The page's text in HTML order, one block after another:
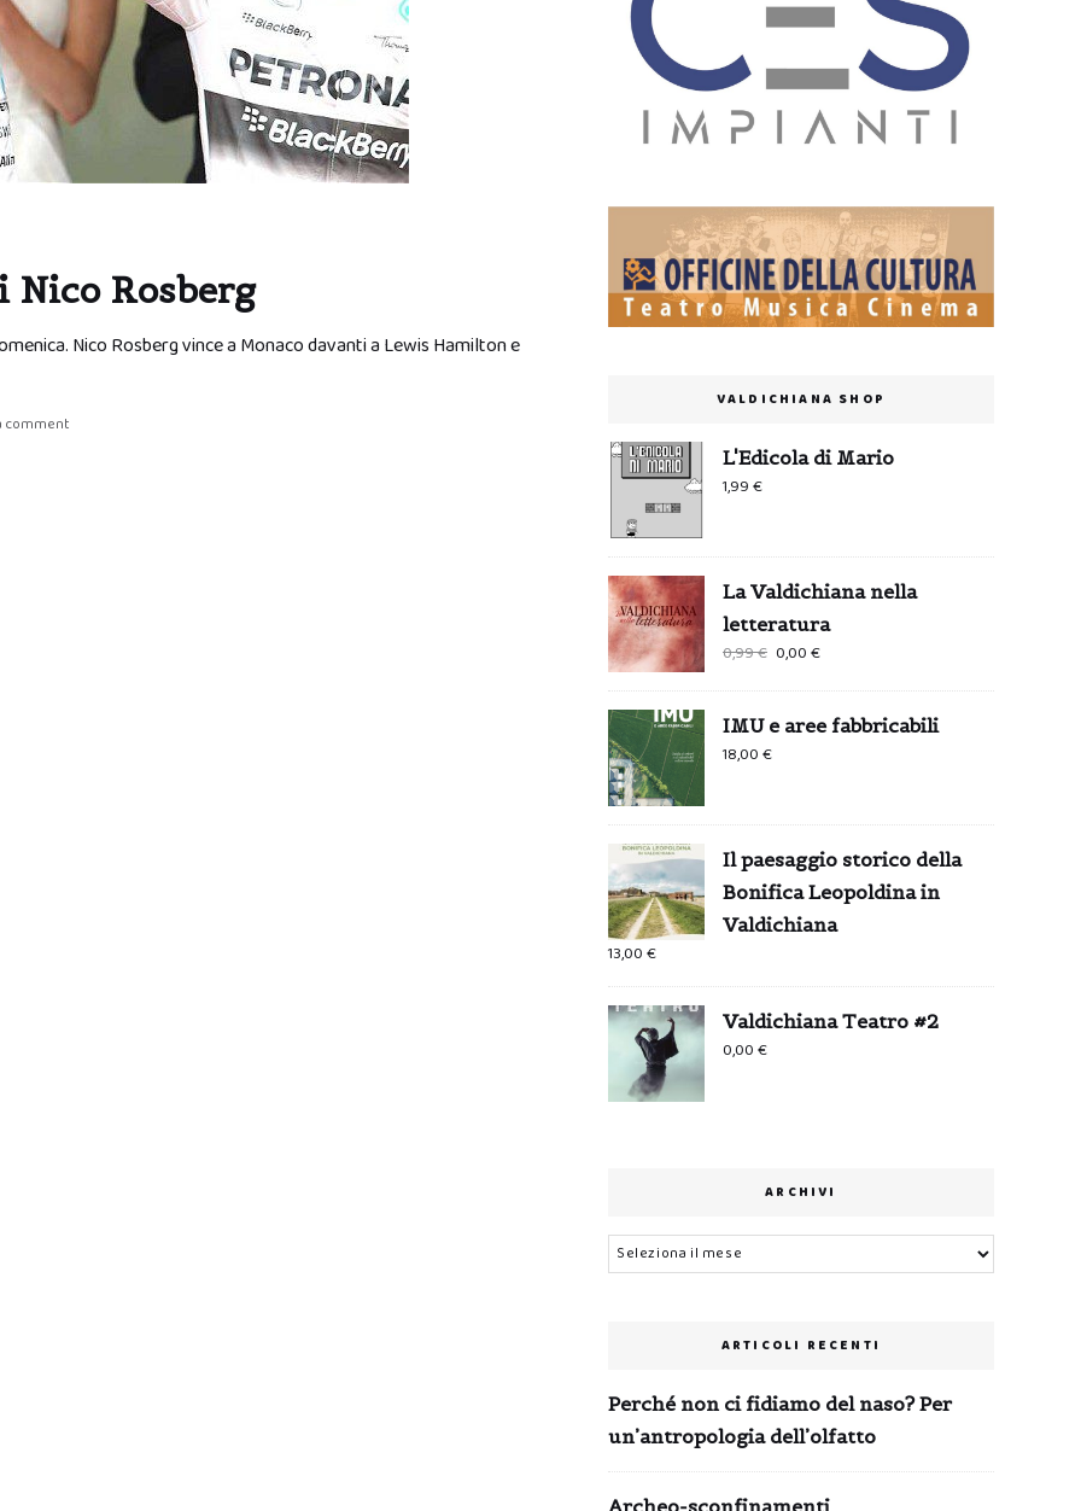
Nico Rosberg
Nico Rosberg vince a Monaco davanti a Lewis Hamilton e
comment
VALDICHIANA SHOP
L'Edicola di Mario
1,99€
La Valdichiana nella
letteratura
0,99€
era:
0,99 €.
0,00€
è:
IMU e aree fabbricabili
18,00€
Il paesaggio storico della
Bonifica Leopoldina in
Valdichiana
13,00€
Valdichiana Teatro #2
0,00€
ARCHIVI
Archivi
ARTICOLI RECENTI
Perché non ci fidiamo del naso? Per
un’antropologia dell’olfatto
Archeo-sconfinamenti